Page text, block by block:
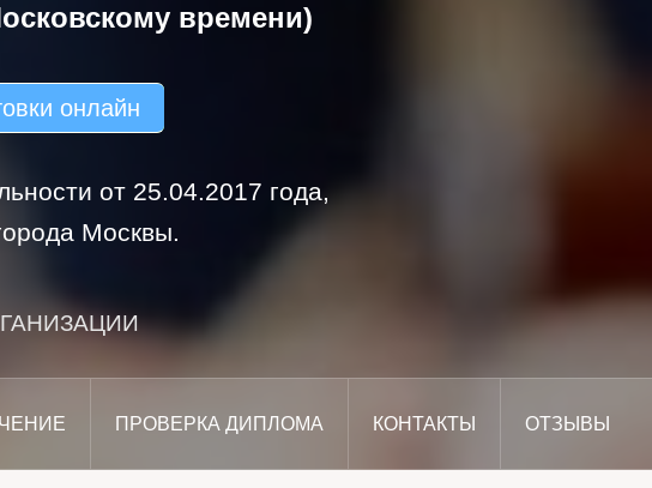
времени)
онлайн
от 25.04.2017 года,
Москвы.
ПРОВЕРКА ДИПЛОМА КОНТАКТЫ ОТЗЫВЫ